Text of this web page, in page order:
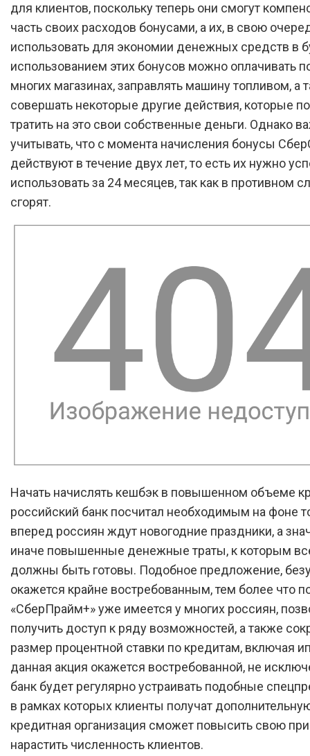
для клиентов, поскольку теперь они смогут
часть своих расходов бонусами, а их, в свою
использовать для экономии денежных средств в
использованием этих бонусов можно оплачивать
многих магазинах, заправлять машину топливом, а
совершать некоторые другие действия, которые
тратить на это свои собственные деньги. Однако
учитывать, что с момента начисления бонусы
действуют в течение двух лет, то есть их нужно
использовать за 24 месяцев, так как в противном
сгорят.
Начать начислять кешбэк в повышенном объеме
российский банк посчитал необходимым на фоне
вперед россиян ждут новогодние праздники, а
иначе повышенные денежные траты, к которым
должны быть готовы. Подобное предложение,
окажется крайне востребованным, тем более что
«СберПрайм+» уже имеется у многих россиян,
получить доступ к ряду возможностей, а также
размер процентной ставки по кредитам, включая
данная акция окажется востребованной, не
банк будет регулярно устраивать подобные
в рамках которых клиенты получат
кредитная организация сможет повысить свою
нарастить численность клиентов.